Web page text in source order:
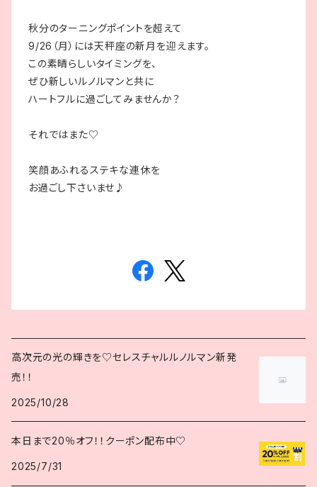
秋分のターニングポイントを超えて
9/26（月）には天秤座の新月を迎えます。
この素晴らしいタイミングを、
ぜひ新しいルノルマンと共に
ハートフルに過ごしてみませんか？
それではまた♡
笑顔あふれる ステキな連休を
お過ごし下さいませ♪
高次元の光の輝きを♡セレスチャルルノルマン新発
売！！
2025/10/28
本日まで20％オフ！！クーポン配布中♡
2025/7/31